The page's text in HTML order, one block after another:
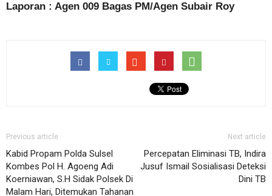
Laporan : Agen 009 Bagas PM/Agen Subair Roy
Previous article
Kabid Propam Polda Sulsel
Kombes Pol H. Agoeng Adi
Koerniawan, S.H Sidak Polsek Di
Malam Hari, Ditemukan Tahanan
Next article
Percepatan Eliminasi TB, Indira
Jusuf Ismail Sosialisasi Deteksi
Dini TB